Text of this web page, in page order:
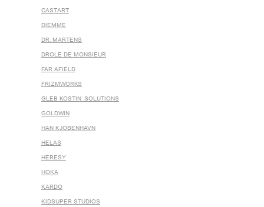
CASTART
DIEMME
DR. MARTENS
DROLE DE MONSIEUR
FAR AFIELD
FRIZMWORKS
GLEB KOSTIN .SOLUTIONS
GOLDWIN
HAN KJOBENHAVN
HELAS
HERESY
HOKA
KARDO
KIDSUPER STUDIOS